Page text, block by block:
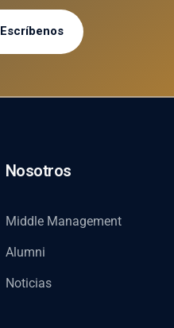
Escríbenos
Nosotros
Middle Management
Alumni
Noticias